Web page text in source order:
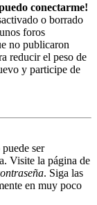
conectarme!
o borrado
foros
no publicaron
reducir el peso de
y participe de
ser
Visite la página de
. Siga las
en muy poco